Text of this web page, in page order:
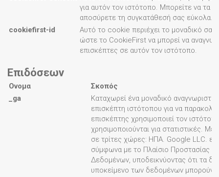
για αυτόν τον ιστότοπο. Μπορείτε να τα
αποσύρετε τη συγκατάθεσή σας εύκολα.
cookiefirst-id
Αυτό το cookie περιέχει το μοναδικό σας
ώστε το CookieFirst να μπορεί να
επισκέπτες σε αυτόν τον ιστότοπο.
Επιδόσεων
Ονομα
Σκοπός
_ga
Καταχωρεί ένα μοναδικό
επισκέπτη ιστότοπου για να
επισκέπτης χρησιμοποιεί τον
χρησιμοποιούνται για στατιστικές.
σε τρίτες χώρες: ΗΠΑ. Google LLC.
σύμφωνα με το Πλαίσιο Προστασίας
Δεδομένων, υποδεικνύοντας ότι τα
υποκείμενο των δεδομένων μπορούν